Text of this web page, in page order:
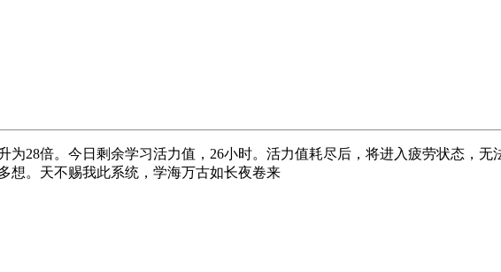
28倍。今日剩余学习活力值，26小时。活力值耗尽后，将进入疲劳状态，
想。天不赐我此系统，学海万古如长夜卷来